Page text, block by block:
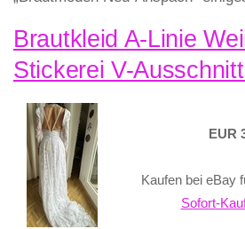
Brautkleid A-Linie
Stickerei V-
EUR
Kaufen bei eBay
Sofort-